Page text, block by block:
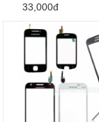
33,000đ